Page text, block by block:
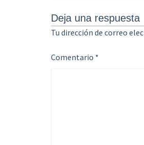
Deja una respuesta
Tu dirección de correo
Comentario *